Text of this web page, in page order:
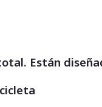
Están